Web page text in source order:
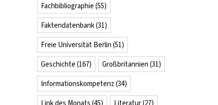
Fachbibliographie (55)
Faktendatenbank(31)
Freie Universität Berlin (51)
Geschichte (167) Großbritannien (31)
Informationskompetenz (34)